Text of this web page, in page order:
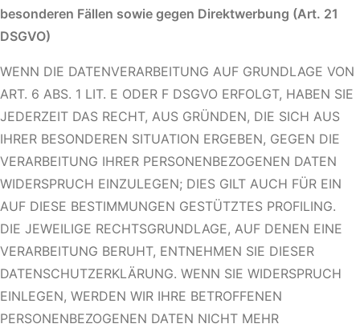
besonderen Fällen sowie gegen Direktwerbung (Art. 21
DSGVO)
WENN DIE DATENVERARBEITUNG AUF GRUNDLAGE VON
ART. 6 ABS. 1 LIT. E ODER F DSGVO ERFOLGT, HABEN SIE
JEDERZEIT DAS RECHT, AUS GRÜNDEN, DIE SICH AUS
IHRER BESONDEREN SITUATION ERGEBEN, GEGEN DIE
VERARBEITUNG IHRER PERSONENBEZOGENEN DATEN
WIDERSPRUCH EINZULEGEN; DIES GILT AUCH FÜR EIN
AUF DIESE BESTIMMUNGEN GESTÜTZTES PROFILING.
DIE JEWEILIGE RECHTSGRUNDLAGE, AUF DENEN EINE
VERARBEITUNG BERUHT, ENTNEHMEN SIE DIESER
DATENSCHUTZERKLÄRUNG. WENN SIE WIDERSPRUCH
EINLEGEN, WERDEN WIR IHRE BETROFFENEN
PERSONENBEZOGENEN DATEN NICHT MEHR